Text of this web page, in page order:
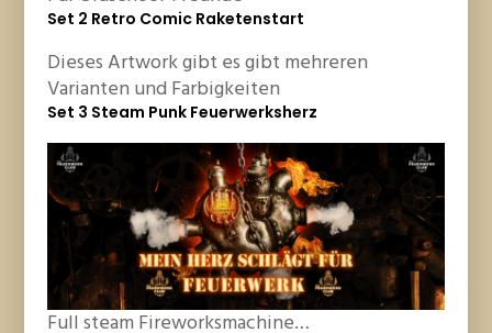
Set 2 Retro Comic Raketenstart
Dieses Artwork gibt es gibt mehreren
Varianten und Farbigkeiten
Set 3 Steam Punk Feuerwerksherz
Full steam Fireworksmachine…